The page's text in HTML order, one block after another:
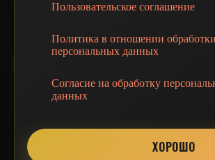
Пользовательское соглашение
Политика в отношении обработки
персональных данных
Согласие на обработку
данных
ХОРОШО
Косметический ремонт